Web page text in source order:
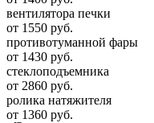
вентилятора печки
от 1550 руб.
противотуманной фары
от 1430 руб.
стеклоподъемника
от 2860 руб.
ролика натяжителя
от 1360 руб.